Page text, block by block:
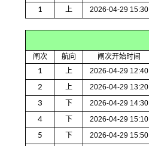
1 上 2026-04-29 15:30
闸次 航向 闸次开始时间
1 上 2026-04-29 12:40
2 上 2026-04-29 13:20
3 下 2026-04-29 14:30
4 下 2026-04-29 15:10
5 下 2026-04-29 15:50